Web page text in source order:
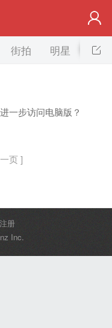
街拍 明星 美女
一步访问电脑版？
页 ]
注册
Inc.